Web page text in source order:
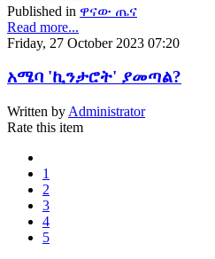
Published in ዋናው ጤና
Read more...
Friday, 27 October 2023 07:20
አሜባ 'ኪንታሮት' ያመጣል?
Written by Administrator
Rate this item
1
2
3
4
5